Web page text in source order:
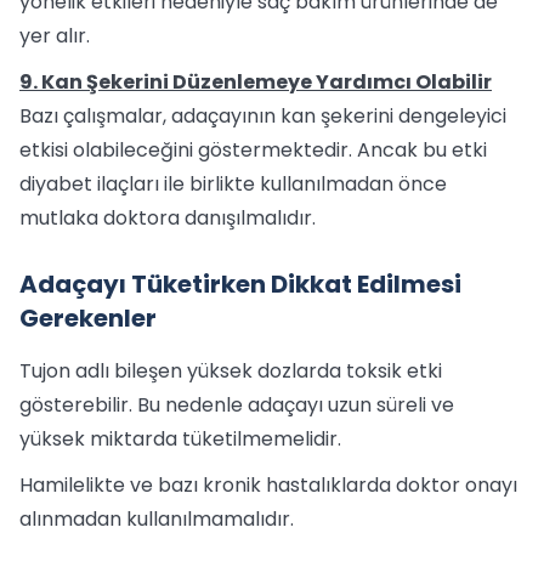
yer alır.
9. Kan Şekerini Düzenlemeye Yardımcı Olabilir
Bazı çalışmalar, adaçayının kan şekerini dengeleyici
etkisi olabileceğini göstermektedir. Ancak bu etki
diyabet ilaçları ile birlikte kullanılmadan önce
mutlaka doktora danışılmalıdır.
Adaçayı Tüketirken Dikkat Edilmesi
Gerekenler
Tujon adlı bileşen yüksek dozlarda toksik etki
gösterebilir. Bu nedenle adaçayı uzun süreli ve
yüksek miktarda tüketilmemelidir.
Hamilelikte ve bazı kronik hastalıklarda doktor onayı
alınmadan kullanılmamalıdır.